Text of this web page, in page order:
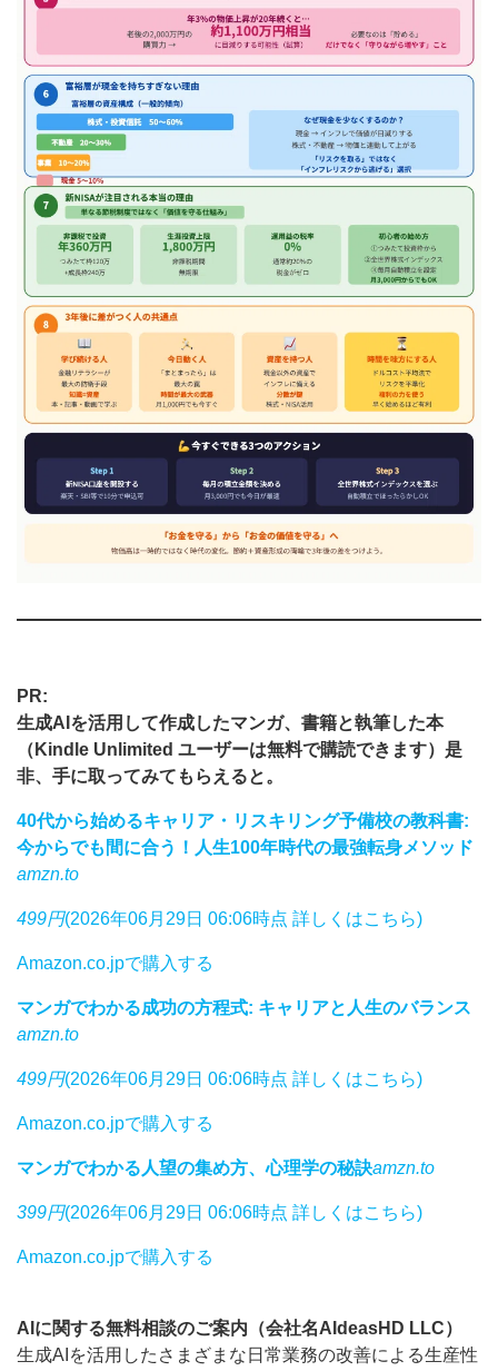
PR:
生成AIを活用して作成したマンガ、書籍と執筆した本
（Kindle Unlimited ユーザーは無料で購読できます）是
非、手に取ってみてもらえると。
40代から始めるキャリア・リスキリング予備校の教科書:
今からでも間に合う！人生100年時代の最強転身メソッド
amzn.to
499円(2026年06月29日 06:06時点 詳しくはこちら)
Amazon.co.jpで購入する
マンガでわかる成功の方程式: キャリアと人生のバランス
amzn.to
499円(2026年06月29日 06:06時点 詳しくはこちら)
Amazon.co.jpで購入する
マンガでわかる人望の集め方、心理学の秘訣amzn.to
399円(2026年06月29日 06:06時点 詳しくはこちら)
Amazon.co.jpで購入する
AIに関する無料相談のご案内（会社名AIdeasHD LLC）
生成AIを活用したさまざまな日常業務の改善による生産性